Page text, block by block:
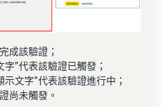
成該驗證；
”代表該驗證已觸發；
文字”代表該驗證進行中；
尚未觸發。